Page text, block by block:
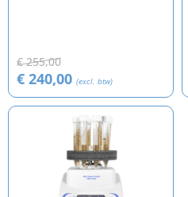
€ 255,00
€ 240,00 (excl. btw)